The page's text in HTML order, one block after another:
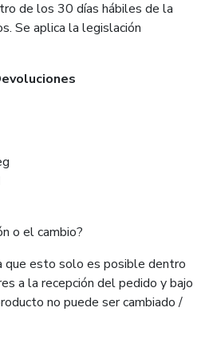
de los 30 días hábiles de la
Se aplica la legislación
o el cambio?
que esto solo es posible dentro
a la recepción del pedido y bajo
no puede ser cambiado /